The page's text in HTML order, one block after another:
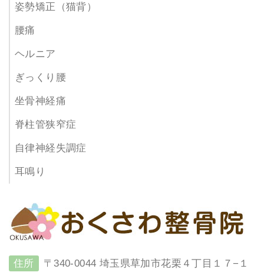
姿勢矯正（猫背）
腰痛
ヘルニア
ぎっくり腰
坐骨神経痛
脊柱管狭窄症
自律神経失調症
耳鳴り
住所 〒340-0044 埼玉県草加市花栗４丁目１７−１